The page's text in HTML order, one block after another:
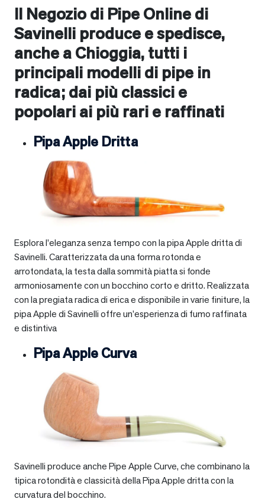
Il Negozio di Pipe Online di
Savinelli produce e spedisce,
anche aChioggia, tutti i
principali modelli di pipe in
radica; dai più classici e
popolari ai più rari e raffinati
Pipa Apple Dritta
Esplora l’eleganza senza tempo con la pipa Apple dritta di
Savinelli. Caratterizzata da una forma rotonda e
arrotondata, la testa dalla sommità piatta si fonde
armoniosamente con un bocchino corto e dritto. Realizzata
con la pregiata radica di erica e disponibile in varie finiture, la
pipa Apple di Savinelli offre un’esperienza di fumo raffinata
e distintiva
Pipa Apple Curva
Savinelli produce anche Pipe Apple Curve, che combinano la
tipica rotondità e classicità della Pipa Apple dritta con la
curvatura del bocchino.